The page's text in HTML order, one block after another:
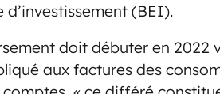
(BEI).
doit débuter en 2022
aux factures des